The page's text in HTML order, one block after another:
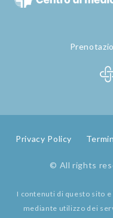
Privacy Policy
© All rights
I contenuti di questo sito
mediante utilizzo dei